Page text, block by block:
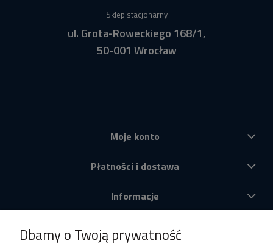
Sklep stacjonarny
ul. Grota-Roweckiego 168/1,
50-001 Wrocław
Moje konto
Płatności i dostawa
Informacje
Dbamy o Twoją prywatność